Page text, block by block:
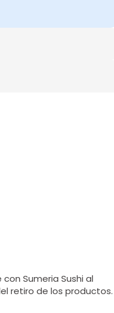
Sumeria Sushi al
retiro de los productos.